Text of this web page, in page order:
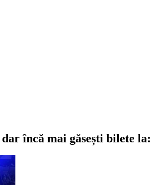
dar încă mai găsești bilete la: